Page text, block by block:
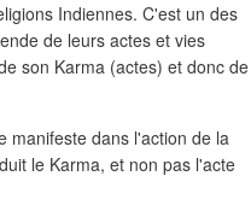
Indiennes. C'est un des
de leurs actes et vies
son Karma (actes) et donc de
manifeste dans l'action de la
le Karma, et non pas l'acte